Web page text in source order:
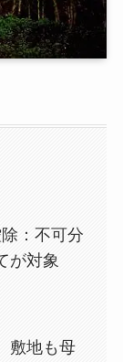
：不可分
が対象
敷地も母